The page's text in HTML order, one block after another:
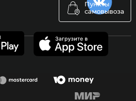
Пункты
самовывоза